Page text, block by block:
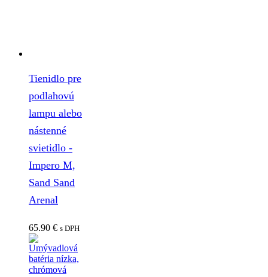
Tienidlo pre
podlahovú
lampu alebo
nástenné
svietidlo -
Impero M,
Sand Sand
Arenal
65.90 € s DPH